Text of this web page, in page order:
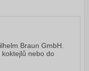
Braun GmbH.
nebo do